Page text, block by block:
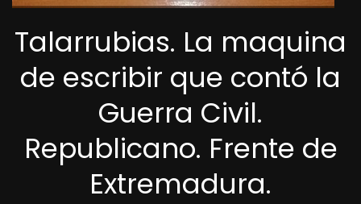
Talarrubias. La maquina
de escribir que contó la
Guerra Civil.
Republicano. Frente de
Extremadura.